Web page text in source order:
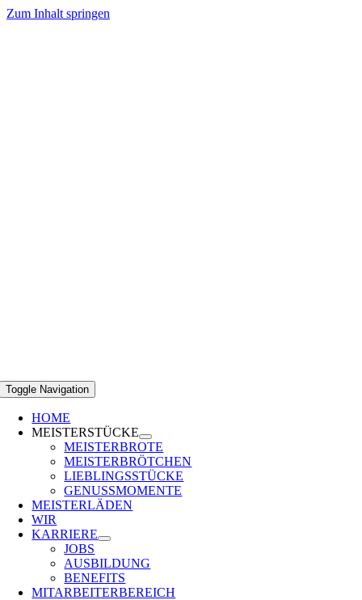
Zum Inhalt springen
Toggle Navigation
HOME
MEISTERSTÜCKE
MEISTERBROTE
MEISTERBRÖTCHEN
LIEBLINGSSTÜCKE
GENUSSMOMENTE
MEISTERLÄDEN
WIR
KARRIERE
JOBS
AUSBILDUNG
BENEFITS
MITARBEITERBEREICH